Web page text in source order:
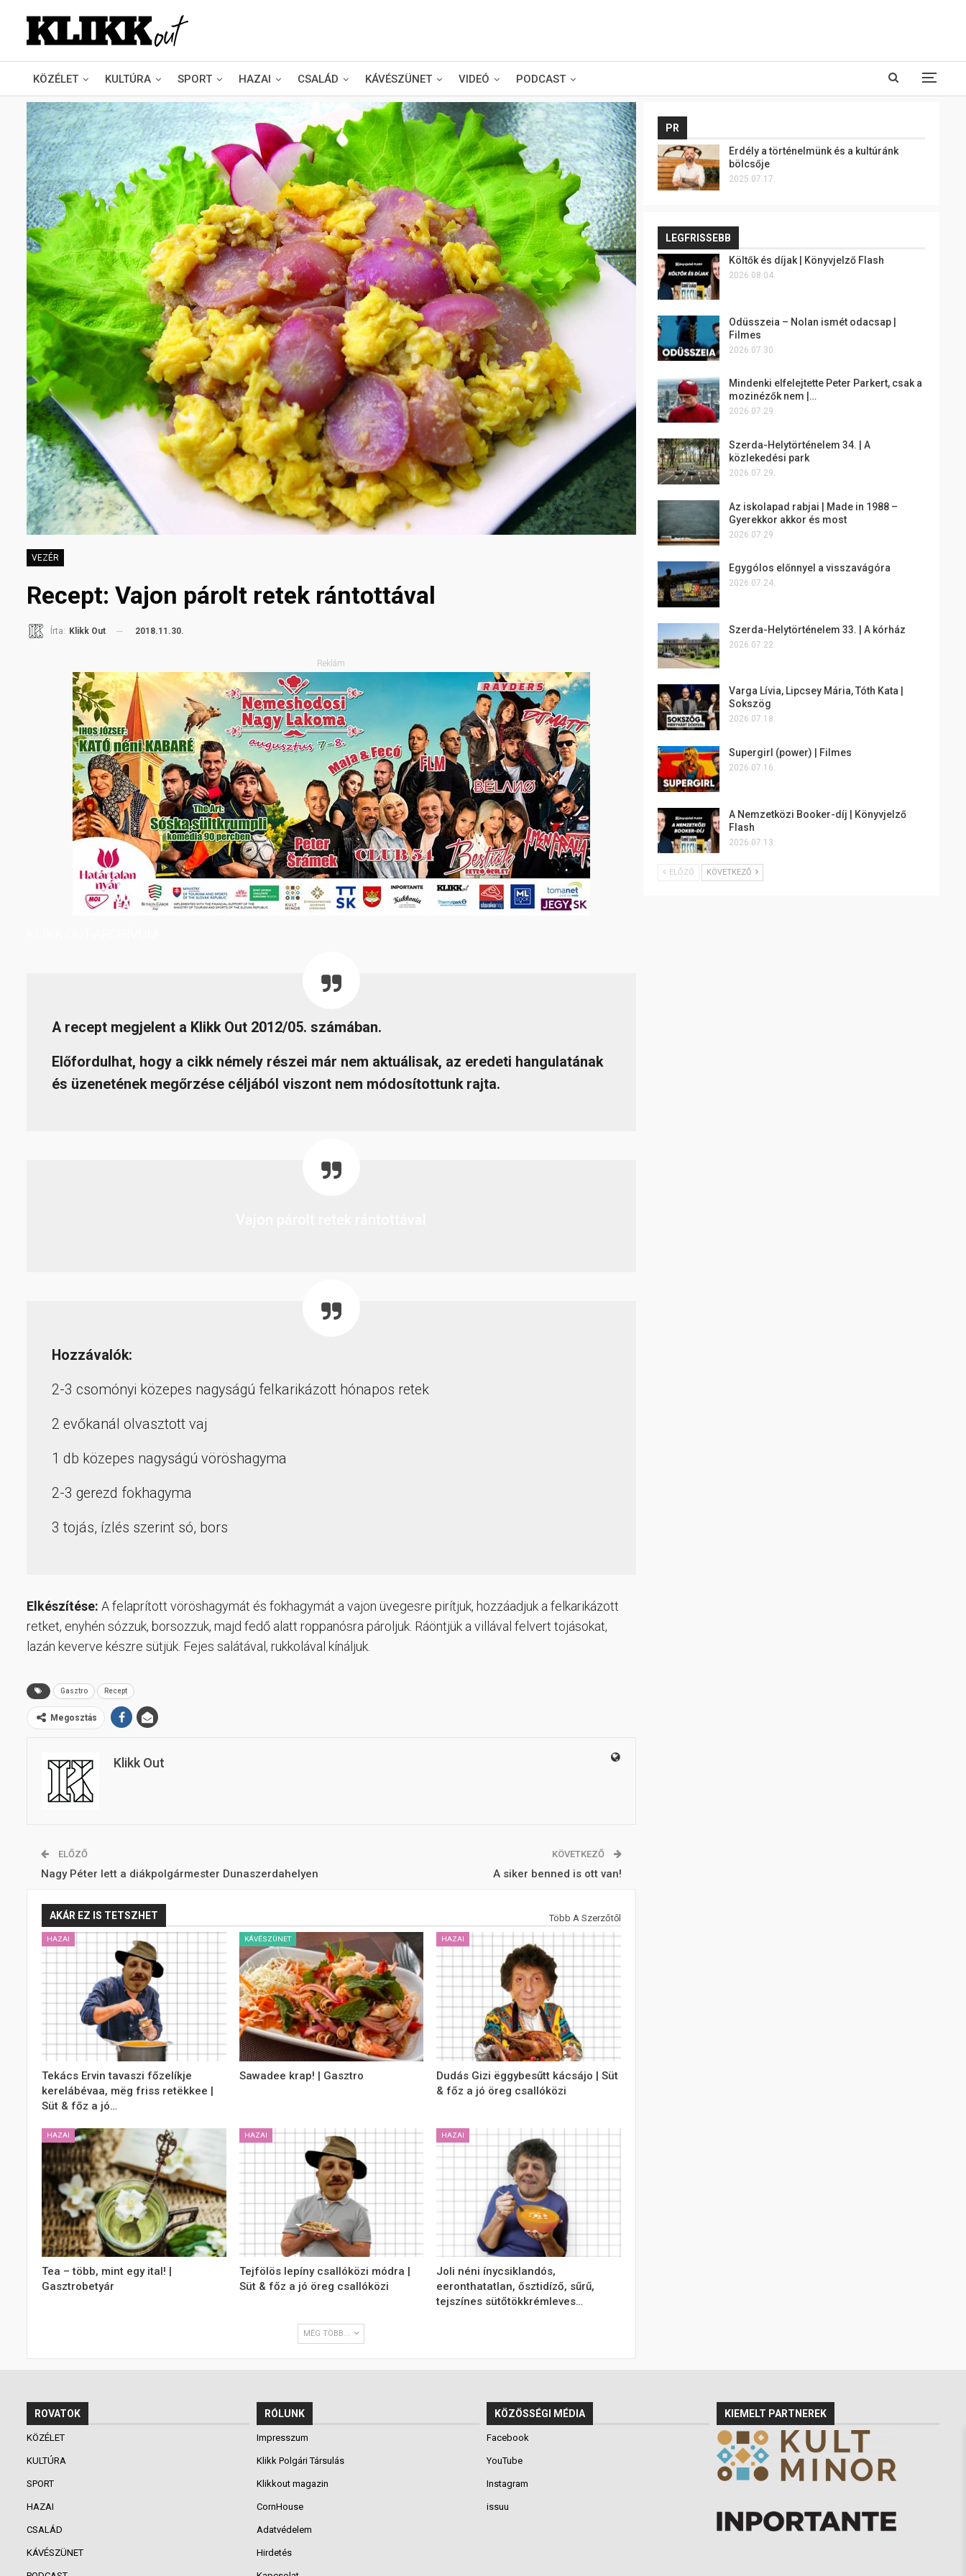
KÖZÉLET KULTÚRA SPORT HAZAI CSALÁD KÁVÉSZÜNET VIDEÓ PODCAST
VEZÉR
Recept: Vajon párolt retek rántottával
Írta: Klikk Out 2018.11.30.
Reklám
A recept megjelent a Klikk Out 2012/05. számában.
Előfordulhat, hogy a cikk némely részei már nem aktuálisak, az eredeti hangulatának
és üzenetének megőrzése céljából viszont nem módosítottunk rajta.
Hozzávalók:
2-3 csomónyi közepes nagyságú felkarikázott hónapos retek
2 evőkanál olvasztott vaj
1 db közepes nagyságú vöröshagyma
2-3 gerezd fokhagyma
3 tojás, ízlés szerint só, bors
Elkészítése: A felaprított vöröshagymát és fokhagymát a vajon üvegesre pirítjuk, hozzáadjuk a felkarikázott
retket, enyhén sózzuk, borsozzuk, majd fedő alatt roppanósra pároljuk. Ráöntjük a villával felvert tojásokat,
lazán keverve készre sütjük. Fejes salátával, rukkolával kínáljuk.
Gasztro Recept
Megosztás
Klikk Out
ELŐZŐ
Nagy Péter lett a diákpolgármester Dunaszerdahelyen
KÖVETKEZŐ
A siker benned is ott van!
AKÁR EZ IS TETSZHET Több A Szerzőtől
HAZAI
Tekács Ervin tavaszi főzelíkje
kerelábévaa, mëg friss retëkkee |
Süt & főz a jó…
KÁVÉSZÜNET
Sawadee krap! | Gasztro
HAZAI
Dudás Gizi ëggybesűtt kácsájo | Süt
& főz a jó öreg csallóközi
HAZAI
Tea – több, mint egy ital! |
Gasztrobetyár
HAZAI
Tejfölös lepíny csallóközi módra |
Süt & főz a jó öreg csallóközi
HAZAI
Joli néni ínycsiklandós,
eeronthatatlan, ősztidíző, sűrű,
tejszínes sütőtökkrémleves…
MÉG TÖBB...
PR
Erdély a történelmünk és a kultúránk
bölcsője
2025.07.17.
LEGFRISSEBB
Költők és díjak | Könyvjelző Flash
2026.08.04.
Odüsszeia – Nolan ismét odacsap |
Filmes
2026.07.30.
Mindenki elfelejtette Peter Parkert, csak a
mozinézők nem |…
2026.07.29.
Szerda-Helytörténelem 34. | A
közlekedési park
2026.07.29.
Az iskolapad rabjai | Made in 1988 –
Gyerekkor akkor és most
2026.07.29.
Egygólos előnnyel a visszavágóra
2026.07.24.
Szerda-Helytörténelem 33. | A kórház
2026.07.22.
Varga Lívia, Lipcsey Mária, Tóth Kata |
Sokszög
2026.07.18.
Supergirl (power) | Filmes
2026.07.16.
A Nemzetközi Booker-díj | Könyvjelző
Flash
2026.07.13.
ELŐZŐ KÖVETKEZŐ
ROVATOK
KÖZÉLET
KULTÚRA
SPORT
HAZAI
CSALÁD
KÁVÉSZÜNET
RÓLUNK
Impresszum
Klikk Polgári Társulás
Klikkout magazin
CornHouse
Adatvédelem
Hirdetés
KÖZÖSSÉGI MÉDIA
Facebook
YouTube
Instagram
issuu
KIEMELT PARTNEREK